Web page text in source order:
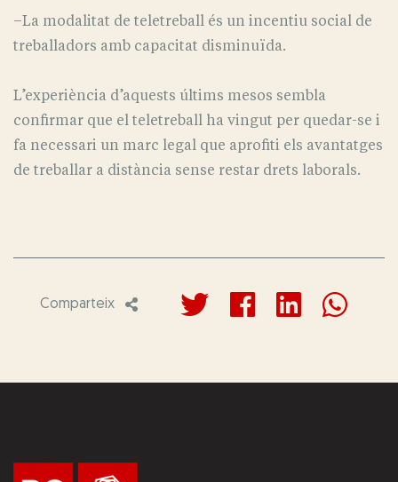
–La modalitat de teletreball és un incentiu social de
treballadors amb capacitat disminuïda.
L’experiència d’aquests últims mesos sembla
confirmar que el teletreball ha vingut per quedar-se i
fa necessari un marc legal que aprofiti els avantatges
de treballar a distància sense restar drets laborals.
Comparteix